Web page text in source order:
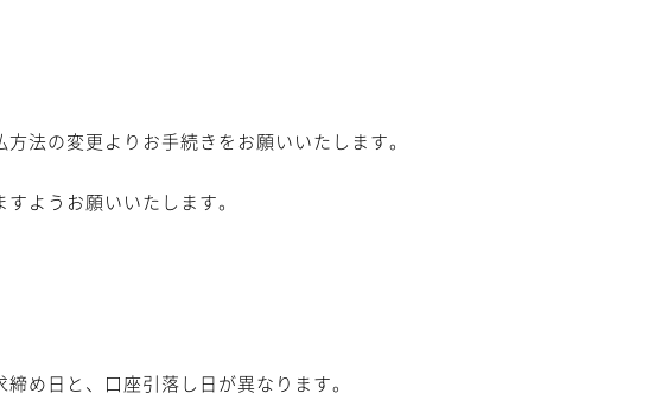
法の変更よりお手続きをお願いいたします。
ようお願いいたします。
め日と、口座引落し日が異なります。